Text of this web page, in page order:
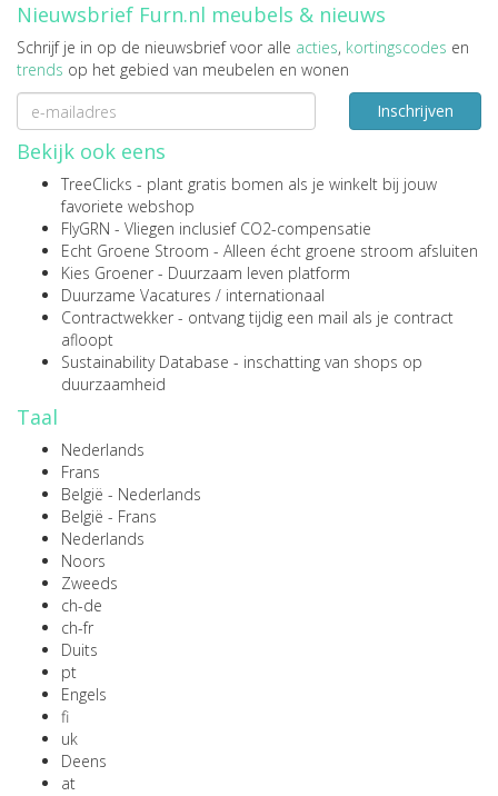
Nieuwsbrief Furn.nl meubels & nieuws
Schrijf je in op de nieuwsbrief voor alle acties, kortingscodes en
trends op het gebied van meubelen en wonen
Inschrijven
Bekijk ook eens
TreeClicks - plant gratis bomen als je winkelt bij jouw
favoriete webshop
FlyGRN - Vliegen inclusief CO2-compensatie
Echt Groene Stroom - Alleen écht groene stroom afsluiten
Kies Groener - Duurzaam leven platform
Duurzame Vacatures / internationaal
Contractwekker - ontvang tijdig een mail als je contract
afloopt
Sustainability Database - inschatting van shops op
duurzaamheid
Taal
Nederlands
Frans
België - Nederlands
België - Frans
Nederlands
Noors
Zweeds
ch-de
ch-fr
Duits
pt
Engels
fi
uk
Deens
at